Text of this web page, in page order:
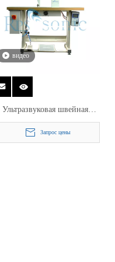
видео
Ультразвуковая швейная
машина для бесшовного
шитья для сварки нетканых
Запрос цены